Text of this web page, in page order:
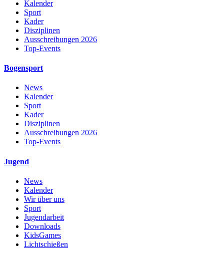
Kalender
Sport
Kader
Disziplinen
Ausschreibungen 2026
Top-Events
Bogensport
News
Kalender
Sport
Kader
Disziplinen
Ausschreibungen 2026
Top-Events
Jugend
News
Kalender
Wir über uns
Sport
Jugendarbeit
Downloads
KidsGames
Lichtschießen